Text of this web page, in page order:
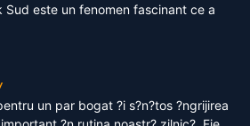
Sud este un fenomen fascinant ce a
un par bogat ?i s?n?tos ?ngrijirea